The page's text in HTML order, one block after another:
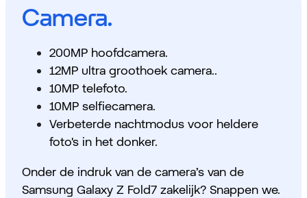
Camera.
200MP hoofdcamera.
12MP ultra groothoek camera..
10MP telefoto.
10MP selfiecamera.
Verbeterde nachtmodus voor heldere
foto's in het donker.
Onder de indruk van de camera’s van de
Samsung Galaxy Z Fold7 zakelijk? Snappen we.